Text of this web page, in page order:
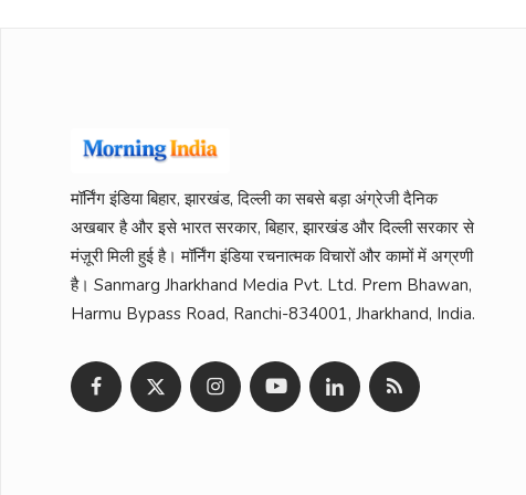
मॉर्निंग इंडिया बिहार, झारखंड, दिल्ली का सबसे बड़ा अंग्रेजी दैनिक
अखबार है और इसे भारत सरकार, बिहार, झारखंड और दिल्ली सरकार से
मंज़ूरी मिली हुई है। मॉर्निंग इंडिया रचनात्मक विचारों और कामों में अग्रणी
है। Sanmarg Jharkhand Media Pvt. Ltd. Prem Bhawan,
Harmu Bypass Road, Ranchi-834001, Jharkhand, India.